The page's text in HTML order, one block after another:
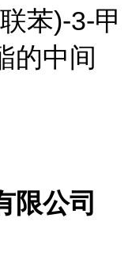
苯)-3-甲
的中间
限公司